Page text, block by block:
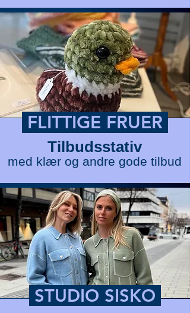
FLITTIGE FRUER
Tilbudsstativ
med klær og andre gode tilbud
STUDIO SISKO